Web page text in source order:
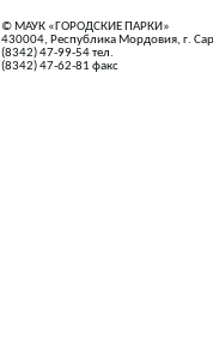
© МАУК «ГОРОДСКИЕ ПАРКИ»
430004, Республика Мордовия, г.
(8342) 47-99-54 тел.
(8342) 47-62-81 факс